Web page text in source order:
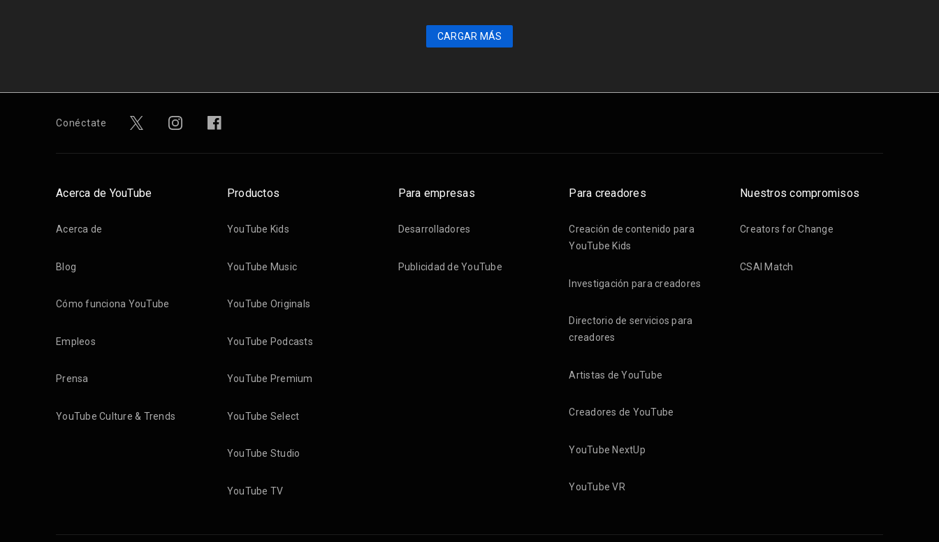
CARGAR MÁS
Conéctate
Acerca de YouTube Productos Para empresas Para creadores Nuestros compromisos
Acerca de
Blog
Cómo funciona YouTube
Empleos
Prensa
YouTube Culture & Trends
YouTube Kids
YouTube Music
YouTube Originals
YouTube Podcasts
YouTube Premium
YouTube Select
YouTube Studio
YouTube TV
Desarrolladores
Publicidad de YouTube
Creación de contenido para
YouTube Kids
Investigación para creadores
Directorio de servicios para
creadores
Artistas de YouTube
Creadores de YouTube
YouTube NextUp
YouTube VR
Creators for Change
CSAI Match